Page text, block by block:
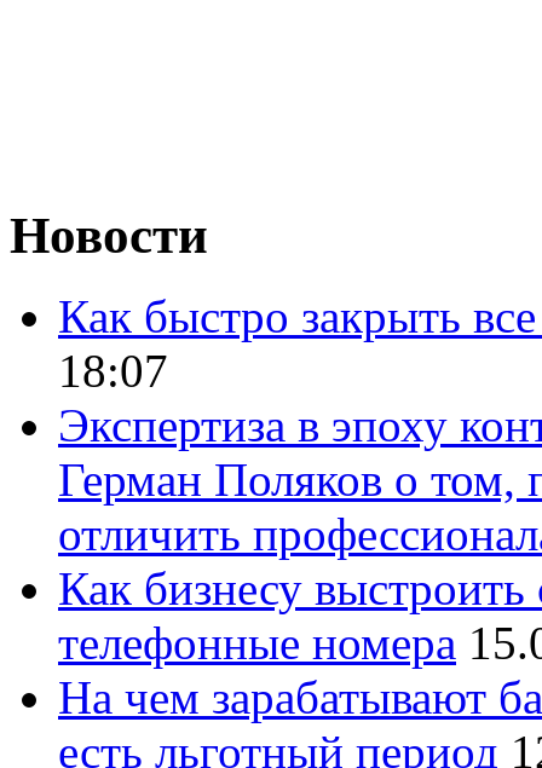
Новости
Как быстро закрыть
18:07
Экспертиза в эпоху
Герман Поляков о том,
отличить
Как бизнесу
телефонные номера
На чем зарабатывают
есть льготный период